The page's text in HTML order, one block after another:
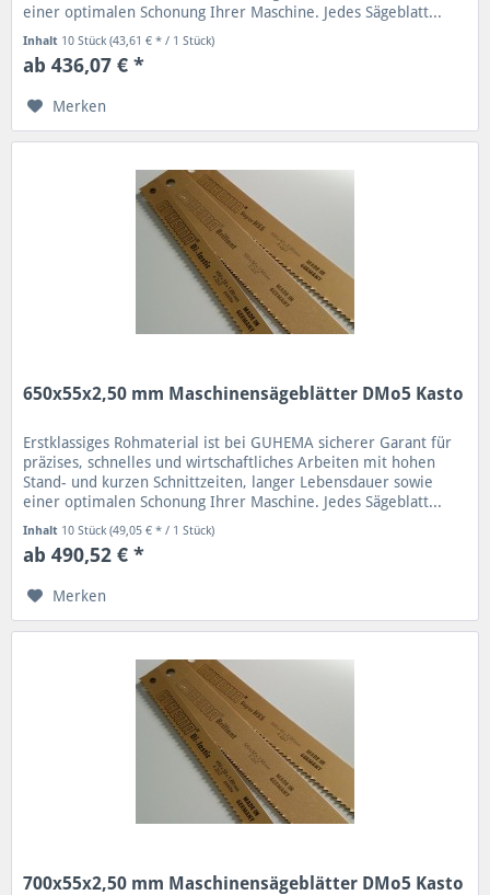
einer optimalen Schonung Ihrer Maschine. Jedes Sägeblatt...
Inhalt 10 Stück(43,61 € * / 1 Stück)
ab 436,07 € *
Merken
650x55x2,50 mm Maschinensägeblätter DMo5 Kasto
Erstklassiges Rohmaterial ist bei GUHEMA sicherer Garant für
präzises, schnelles und wirtschaftliches Arbeiten mit hohen
Stand- und kurzen Schnittzeiten, langer Lebensdauer sowie
einer optimalen Schonung Ihrer Maschine. Jedes Sägeblatt...
Inhalt 10 Stück(49,05 € * / 1 Stück)
ab 490,52 € *
Merken
700x55x2,50 mm Maschinensägeblätter DMo5 Kasto